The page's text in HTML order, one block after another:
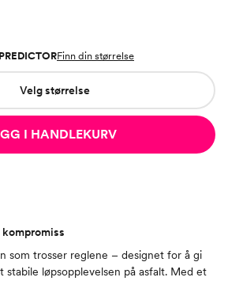
Velg størrelse
I HANDLEKURV
som trosser reglene – designet for å gi
stabile løpsopplevelsen på asfalt. Med et